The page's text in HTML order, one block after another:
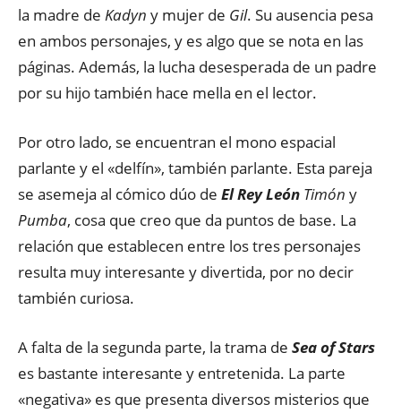
la madre de Kadyn y mujer de Gil. Su ausencia pesa
en ambos personajes, y es algo que se nota en las
páginas. Además, la lucha desesperada de un padre
por su hijo también hace mella en el lector.
Por otro lado, se encuentran el mono espacial
parlante y el «delfín», también parlante. Esta pareja
se asemeja al cómico dúo de El Rey León Timón y
Pumba, cosa que creo que da puntos de base. La
relación que establecen entre los tres personajes
resulta muy interesante y divertida, por no decir
también curiosa.
A falta de la segunda parte, la trama de Sea of Stars
es bastante interesante y entretenida. La parte
«negativa» es que presenta diversos misterios que